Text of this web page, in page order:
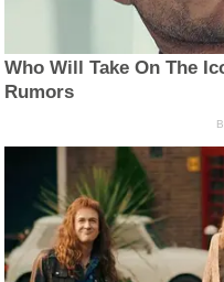
Who Will Take On The
Rumors